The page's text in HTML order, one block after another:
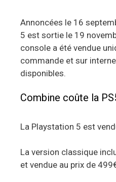
Annoncées le 16
5 est sortie le 19
console a été vendue
commande et sur
disponibles.
Combine coûte la
La Playstation 5 est
La version classique
et vendue au prix de